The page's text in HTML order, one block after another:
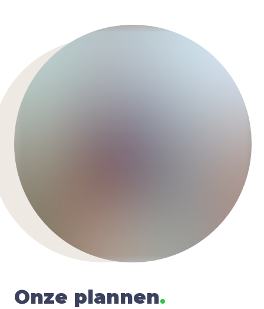
Onze plan­nen.